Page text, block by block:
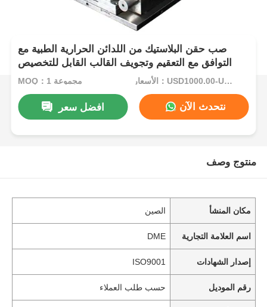
صب حقن البلاستيك من اللدائن الحرارية الطبية مع
التوافق مع التعقيم وتجويف القالب القابل للتخصيص
MOQ：1 مجموعة الأسعار：USD1000.00-USD5000.00
افضل سعر نتحدث الآن
منتوج وصف
مكان المنشأ الصين
اسم العلامة التجارية DME
إصدار الشهادات ISO9001
رقم الموديل حسب طلب العملاء